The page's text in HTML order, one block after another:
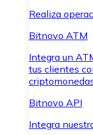
Realiza
Bitnovo ATM
Integra un
tus clientes
Bitnovo API
Integra